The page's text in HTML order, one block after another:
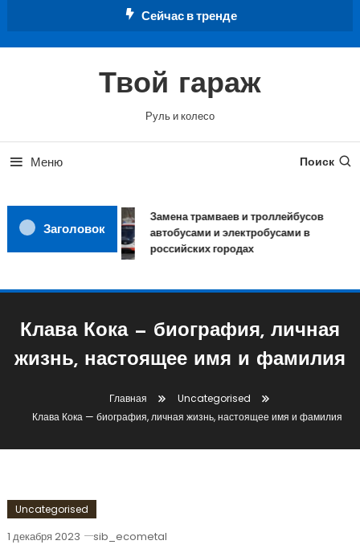
Сейчас в тренде
Твой гараж
Руль и колесо
Меню Поиск
Заголовок
Замена трамваев и троллейбусов
автобусами и электробусами в
российских городах
Клава Кока — биография, личная
жизнь, настоящее имя и фамилия
Главная
Uncategorised
Клава Кока — биография, личная жизнь, настоящее имя и фамилия
Uncategorised
1 декабря 2023 sib_ecometal